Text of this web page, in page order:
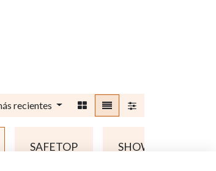
recientes
SAFETOP SHOWA